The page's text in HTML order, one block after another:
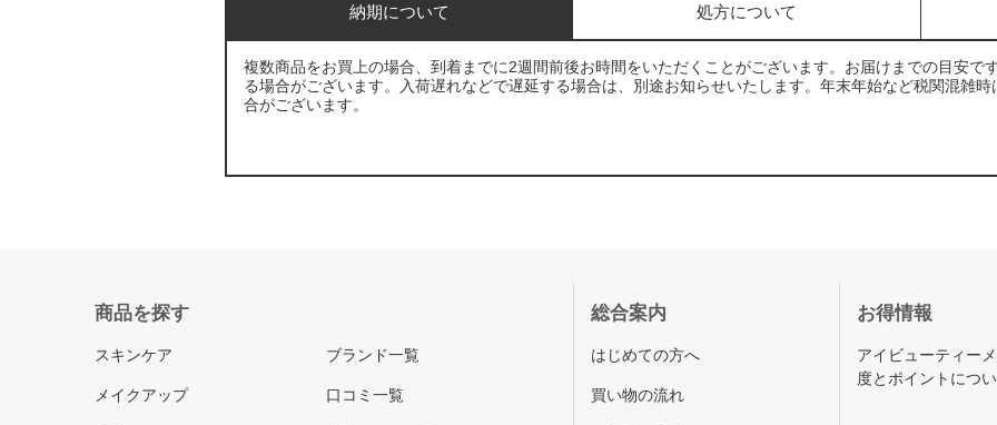
納期について 処方について
複数商品をお買上の場合、到着までに2週間前後お時間をいただくことがございます。お届けまでの目安で
る場合がございます。入荷遅れなどで遅延する場合は、別途お知らせいたします。年末年始など税関混雑
合がございます。
商品を探す
スキンケア
メイクアップ
ブランド一覧
口コミ一覧
総合案内
はじめての方へ
買い物の流れ
お得情報
アイビューティー
度とポイントにつ